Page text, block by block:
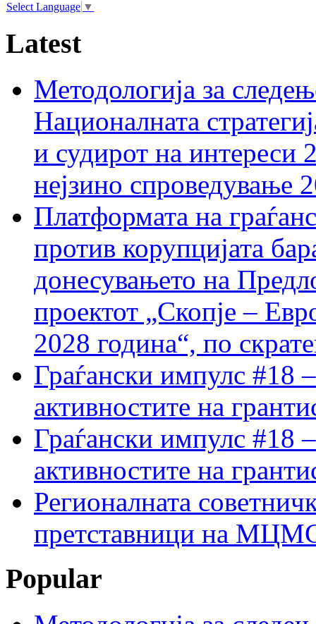
Select Language ▼
Latest
Методологија за
Националната
и судирот на интереси
нејзино спроведување
Платформата на
против корупцијата
донесувањето на
проектот „Скопје –
2028 година“, по
Граѓански импулс #18
активностите на
Граѓански импулс #18
активностите на
Регионалната
претставници на МЦМС
Popular